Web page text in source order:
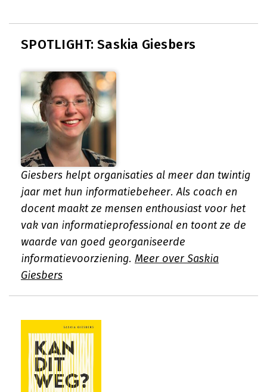
SPOTLIGHT: Saskia Giesbers
Giesbers helpt organisaties al meer dan twintig
jaar met hun informatiebeheer. Als coach en
docent maakt ze mensen enthousiast voor het
vak van informatieprofessional en toont ze de
waarde van goed georganiseerde
informatievoorziening. Meer over Saskia
Giesbers